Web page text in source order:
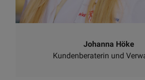
Johanna Höke
Kundenberaterin und